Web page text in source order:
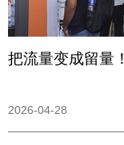
把流量变成留量
2026-04-28